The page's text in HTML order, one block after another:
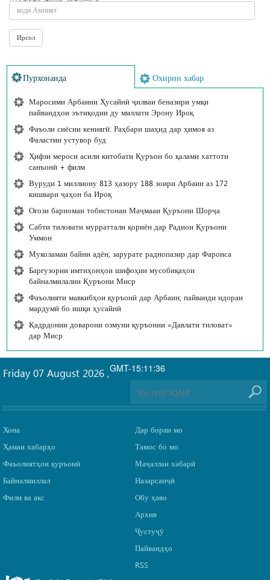
Пурхонанда Охирин хабар
Маросими Арбаини Ҳусайнӣ ҷилваи беназири умқи
пайвандҳои эътиқодии ду миллати Эрону Ироқ
Фаъоли сиёсии кениягӣ: Раҳбари шаҳид дар ҳимоя аз
Фаластин устувор буд
Ҳифзи мероси асили китобати Қуръон бо қалами хаттоти
санъонӣ + филм
Вуруди 1 миллиону 813 ҳазору 188 зоири Арбаин аз 172
кишвари ҷаҳон ба Ироқ
Оғози барномаи тобистонаи Маҷмааи Қуръони Шорҷа
Сабти тиловати мурраттали қориён дар Радиои Қуръони
Уммон
Муколамаи байни адён; зарурате раднопазир дар Фаронса
Баргузории имтиҳонҳои шифоҳии мусобиқаҳои
байналмилалии Қуръони Миср
Фаъолияти мавкибҳои қуръонӣ дар Арбаин; пайванди идораи
мардумӣ бо ишқи ҳусайнӣ
Қадрдонии доварони озмуни қуръонии «Давлати тиловат»
дар Миср
GMT-15:11:36
Friday 07 August 2026 ,
Хона
Ҳамаи хабарҳо
Фаъолиятҳои қуръонӣ
Байналмиллал
Филм ва акс
Дар бораи мо
Тамос бо мо
Маҷаллаи хабарӣ
Назарсанҷӣ
Обу ҳаво
Архив
Ҷустуҷӯ
Пайвандҳо
RSS